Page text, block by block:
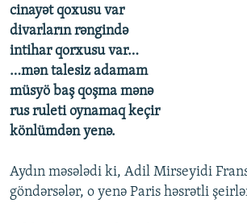
cinayət qoxusu var
divarların rəngində
intihar qorxusu var…
…mən talesiz adamam
müsyö baş qoşma mənə
rus ruleti oynamaq keçir
könlümdən yenə.
Aydın məsələdi ki, Adil Mirseyidi
göndərsələr, o yenə Paris həsrətli